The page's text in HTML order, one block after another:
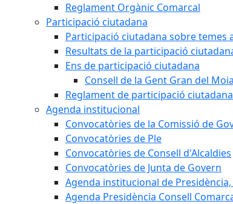
Reglament Orgànic Comarcal
Participació ciutadana
Participació ciutadana sobre temes
Resultats de la participació
Ens de participació ciutadana
Consell de la Gent Gran del
Reglament de participació ciutadana
Agenda institucional
Convocatòries de la Comissió de
Convocatòries de Ple
Convocatòries de Consell d'Alcaldies
Convocatòries de Junta de Govern
Agenda institucional de
Agenda Presidència Consell